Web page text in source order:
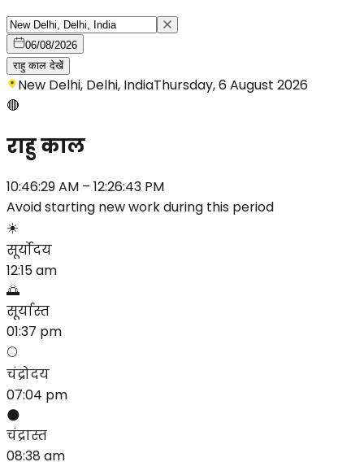
06/08/2026
राहु काल देखें
New Delhi, Delhi, IndiaThursday, 6 August 2026
🔴
राहु काल
10:46:29 AM – 12:26:43 PM
Avoid starting new work during this period
☀️
सूर्योदय
12:15 am
🌅
सूर्यास्त
01:37 pm
🌕
चंद्रोदय
07:04 pm
🌑
चंद्रास्त
08:38 am